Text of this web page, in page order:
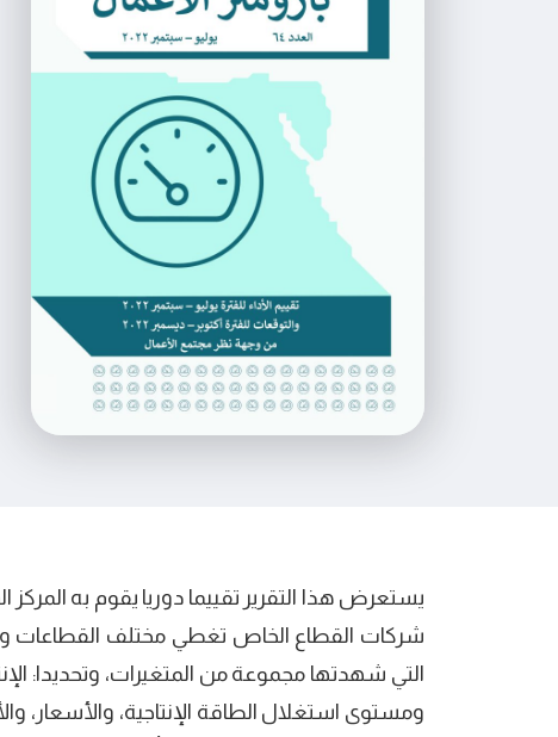
شركات القطاع الخاص تغطي مختلف القطاعات
التي شهدتها مجموعة من المتغيرات، وتحديدا:
ومستوى استغلال الطاقة الإنتاجية، والأسعار،